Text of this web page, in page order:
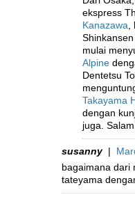
ekspress
Kanazawa
mulai
Alpine
Dentetsu
Takayama
dengan
juga. Salam.
susanny|
bagaimana dari
tateyama